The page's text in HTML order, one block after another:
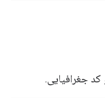
جغرافیایی.